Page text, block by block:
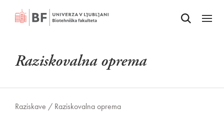
Odpri iskalnik
Odpri
Raziskovalna oprema
Raziskave / Raziskovalna oprema